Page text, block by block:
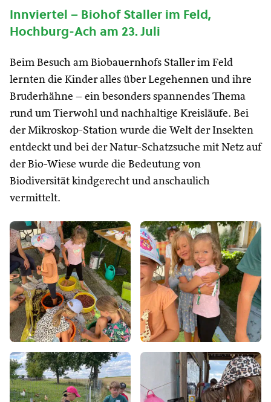
Innviertel – Biohof Staller im Feld,
Hochburg-Ach am 23. Juli
Beim Besuch am Biobauernhofs Staller im Feld
lernten die Kinder alles über Legehennen und ihre
Bruderhähne – ein besonders spannendes Thema
rund um Tierwohl und nachhaltige Kreisläufe. Bei
der Mikroskop-Station wurde die Welt der Insekten
entdeckt und bei der Natur-Schatzsuche mit Netz auf
der Bio-Wiese wurde die Bedeutung von
Biodiversität kindgerecht und anschaulich
vermittelt.